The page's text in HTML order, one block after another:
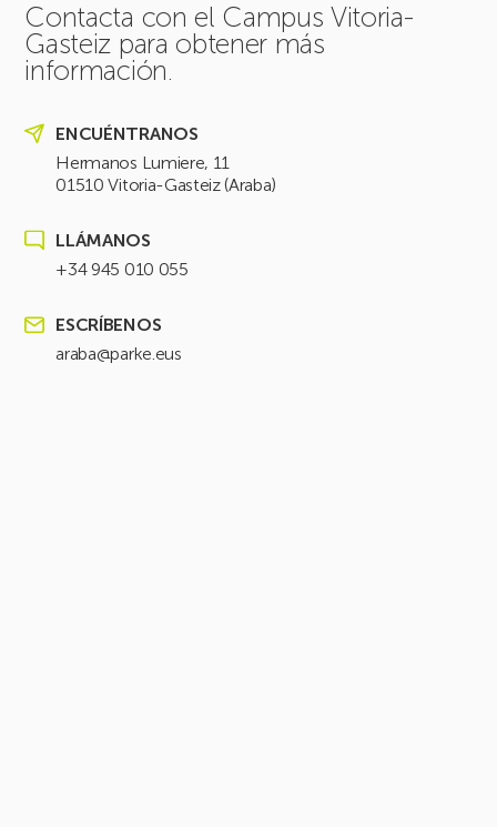
Contacta con el Campus Vitoria-
Gasteiz para obtener más
información.
ENCUÉNTRANOS
Hermanos Lumiere, 11
01510 Vitoria-Gasteiz (Araba)
LLÁMANOS
+34 945 010 055
ESCRÍBENOS
araba@parke.eus